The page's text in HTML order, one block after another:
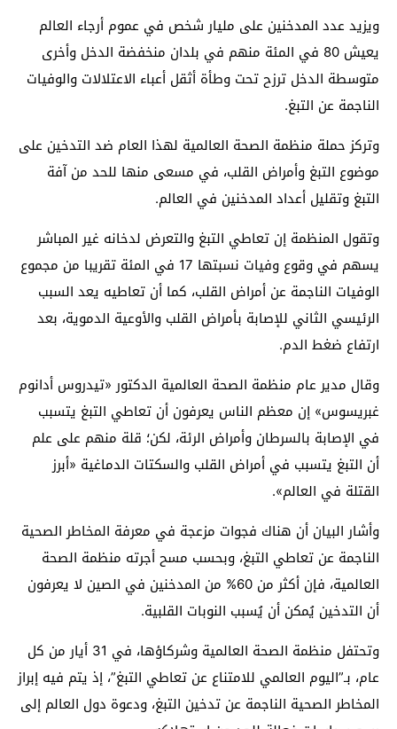
ويزيد عدد المدخنين على مليار شخص في عموم أرجاء العالم
يعيش 80 في المئة منهم في بلدان منخفضة الدخل وأخرى
متوسطة الدخل ترزح تحت وطأة أثقل أعباء الاعتلالات والوفيات
الناجمة عن التبغ.
وتركز حملة منظمة الصحة العالمية لهذا العام ضد التدخين على
موضوع التبغ وأمراض القلب، في مسعى منها للحد من آفة
التبغ وتقليل أعداد المدخنين في العالم.
وتقول المنظمة إن تعاطي التبغ والتعرض لدخانه غير المباشر
يسهم في وقوع وفيات نسبتها 17 في المئة تقريبا من مجموع
الوفيات الناجمة عن أمراض القلب، كما أن تعاطيه يعد السبب
الرئيسي الثاني للإصابة بأمراض القلب والأوعية الدموية، بعد
ارتفاع ضغط الدم.
وقال مدير عام منظمة الصحة العالمية الدكتور «تيدروس أدانوم
غبريسوس» إن معظم الناس يعرفون أن تعاطي التبغ يتسبب
في الإصابة بالسرطان وأمراض الرئة، لكن؛ قلة منهم على علم
أن التبغ يتسبب في أمراض القلب والسكتات الدماغية «أبرز
القتلة في العالم».
وأشار البيان أن هناك فجوات مزعجة في معرفة المخاطر الصحية
الناجمة عن تعاطي التبغ، وبحسب مسح أجرته منظمة الصحة
العالمية، فإن أكثر من 60% من المدخنين في الصين لا يعرفون
أن التدخين يُمكن أن يُسبب النوبات القلبية.
وتحتفل منظمة الصحة العالمية وشركاؤها، في 31 أيار من كل
عام، بـ”اليوم العالمي للامتناع عن تعاطي التبغ”، إذ يتم فيه إبراز
المخاطر الصحية الناجمة عن تدخين التبغ، ودعوة دول العالم إلى